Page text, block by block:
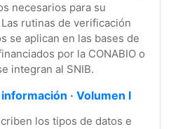
necesarios para su
rutinas de verificación
se aplican en las bases de
por la CONABIO o
integran al SNIB.
· Volumen I
los tipos de datos e